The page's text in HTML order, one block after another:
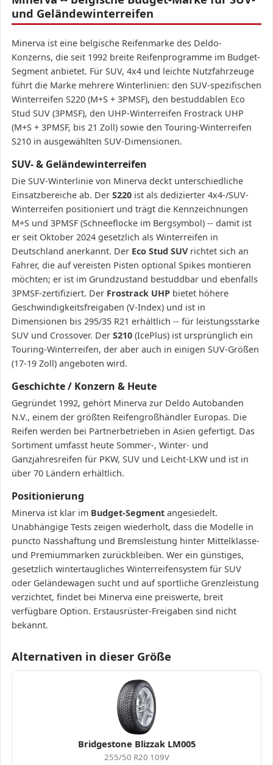
und Geländewinterreifen
Minerva ist eine belgische Reifenmarke des Deldo-
Konzerns, die seit 1992 breite Reifenprogramme im Budget-
Segment anbietet. Für SUV, 4x4 und leichte Nutzfahrzeuge
führt die Marke mehrere Winterlinien: den SUV-spezifischen
Winterreifen S220 (M+S + 3PMSF), den bestuddablen Eco
Stud SUV (3PMSF), den UHP-Winterreifen Frostrack UHP
(M+S + 3PMSF, bis 21 Zoll) sowie den Touring-Winterreifen
S210 in ausgewählten SUV-Dimensionen.
SUV- & Geländewinterreifen
Die SUV-Winterlinie von Minerva deckt unterschiedliche
Einsatzbereiche ab. Der S220 ist als dedizierter 4x4-/SUV-
Winterreifen positioniert und trägt die Kennzeichnungen
M+S und 3PMSF (Schneeflocke im Bergsymbol) -- damit ist
er seit Oktober 2024 gesetzlich als Winterreifen in
Deutschland anerkannt. Der Eco Stud SUVrichtet sich an
Fahrer, die auf vereisten Pisten optional Spikes montieren
möchten; er ist im Grundzustand bestuddbar und ebenfalls
3PMSF-zertifiziert. Der Frostrack UHP bietet höhere
Geschwindigkeitsfreigaben (V-Index) und ist in
Dimensionen bis 295/35 R21 erhältlich -- für leistungsstarke
SUV und Crossover. Der S210 (IcePlus) ist ursprünglich ein
Touring-Winterreifen, der aber auch in einigen SUV-Größen
(17-19 Zoll) angeboten wird.
Geschichte / Konzern & Heute
Gegründet 1992, gehört Minerva zur Deldo Autobanden
N.V., einem der größten Reifengroßhändler Europas. Die
Reifen werden bei Partnerbetrieben in Asien gefertigt. Das
Sortiment umfasst heute Sommer-, Winter- und
Ganzjahresreifen für PKW, SUV und Leicht-LKW und ist in
über 70 Ländern erhältlich.
Positionierung
Minerva ist klar im Budget-Segment angesiedelt.
Unabhängige Tests zeigen wiederholt, dass die Modelle in
puncto Nasshaftung und Bremsleistung hinter Mittelklasse-
und Premiummarken zurückbleiben. Wer ein günstiges,
gesetzlich wintertaugliches Winterreifensystem für SUV
oder Geländewagen sucht und auf sportliche Grenzleistung
verzichtet, findet bei Minerva eine preiswerte, breit
verfügbare Option. Erstausrüster-Freigaben sind nicht
bekannt.
Alternativen in dieser Größe
Bridgestone Blizzak LM005
255/50 R20 109V